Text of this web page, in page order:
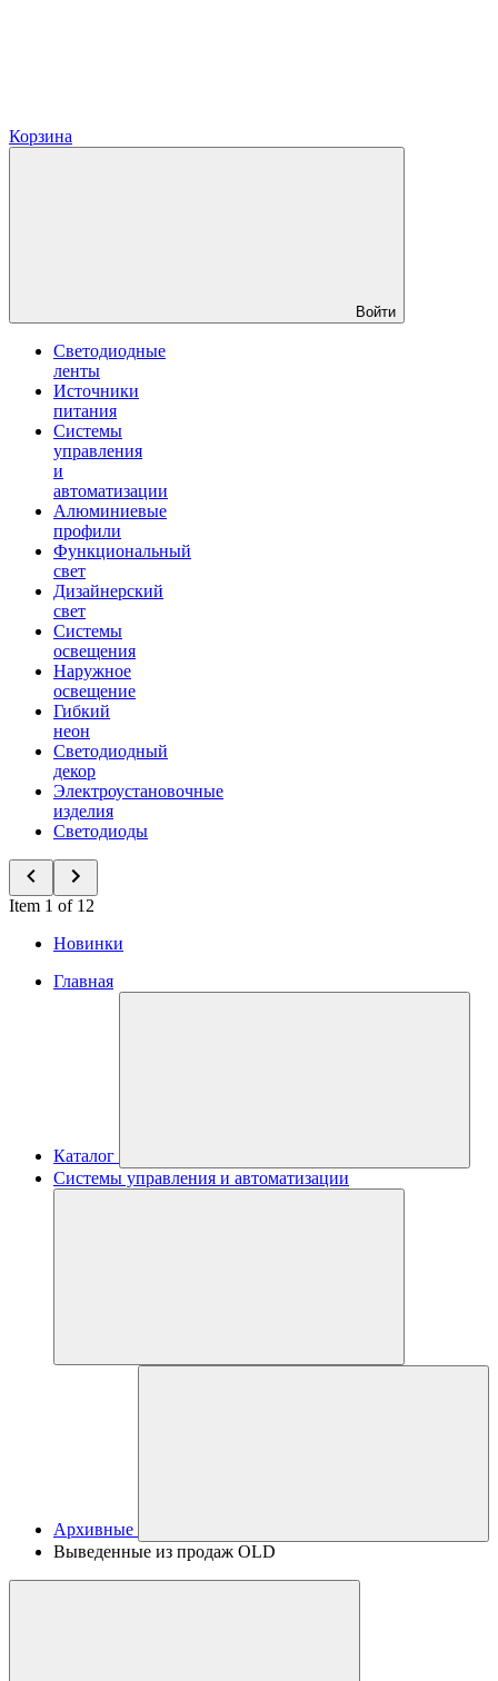
Корзина
Войти
Светодиодные
ленты
Источники
питания
Системы
управления
и
автоматизации
Алюминиевые
профили
Функциональный
свет
Дизайнерский
свет
Системы
освещения
Наружное
освещение
Гибкий
неон
Светодиодный
декор
Электроустановочные
изделия
Светодиоды
Item 1 of 12
Новинки
Главная
Каталог
Системы управления и автоматизации
Архивные
Выведенные из продаж OLD